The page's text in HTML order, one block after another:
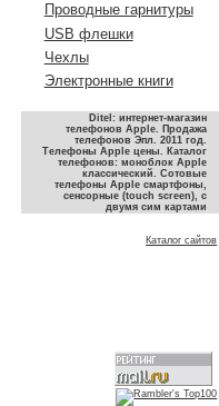
Проводные гарнитуры
USB флешки
Чехлы
Электронные книги
Ditel: интернет-магазин
телефонов Apple. Продажа
телефонов Эпл. 2011 год.
Телефоны Apple цены. Каталог
телефонов: моноблок Apple
классический. Сотовые
телефоны Apple смартфоны,
сенсорные (touch screen), с
двумя сим картами
Каталог сайтов